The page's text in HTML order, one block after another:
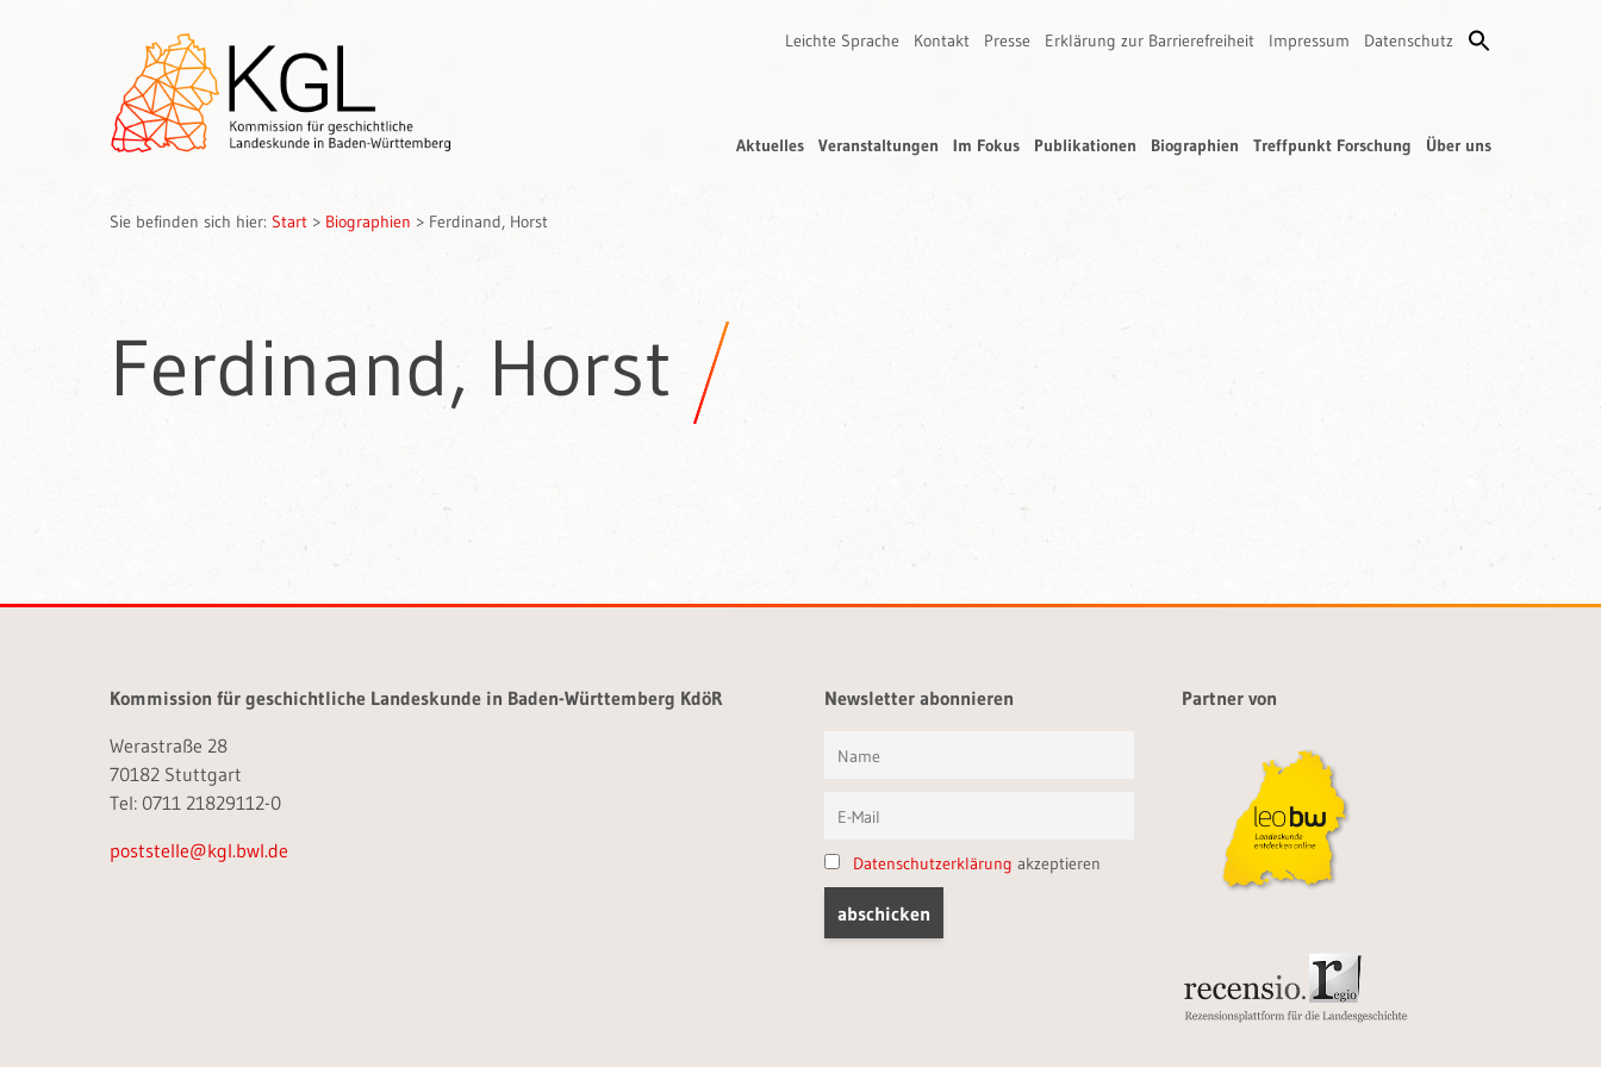
Leichte Sprache Kontakt Presse Erklärung zur Barrierefreiheit Impressum Datenschutz
Aktuelles Veranstaltungen Im Fokus Publikationen Biographien Treffpunkt Forschung Über uns
Sie befinden sich hier: Start > Biographien > Ferdinand, Horst
Ferdinand, Horst
Kommission für geschichtliche Landeskunde in Baden-Württemberg KdöR
Werastraße 28
70182 Stuttgart
Tel: 0711 21829112-0
poststelle@kgl.bwl.de
Newsletter abonnieren
Datenschutzerklärung akzeptieren
Partner von